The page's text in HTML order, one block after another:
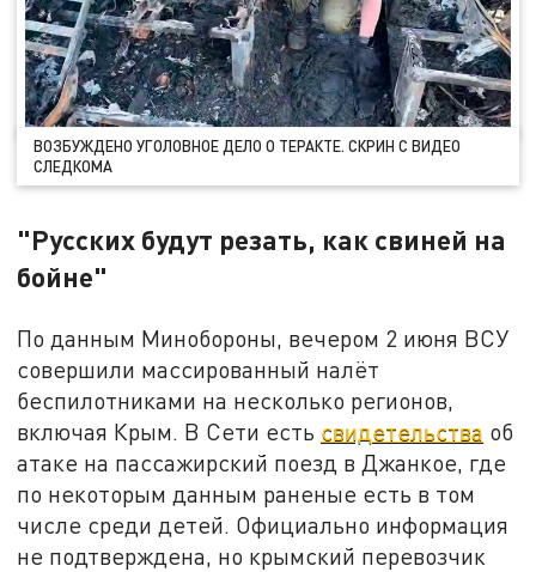
ВОЗБУЖДЕНО УГОЛОВНОЕ ДЕЛО О ТЕРАКТЕ. СКРИН С ВИДЕО
СЛЕДКОМА
"Русских будут резать, как свиней на
бойне"
По данным Минобороны, вечером 2 июня ВСУ
совершили массированный налёт
беспилотниками на несколько регионов,
включая Крым. В Сети есть свидетельства об
атаке на пассажирский поезд в Джанкое, где
по некоторым данным раненые есть в том
числе среди детей. Официально информация
не подтверждена, но крымский перевозчик